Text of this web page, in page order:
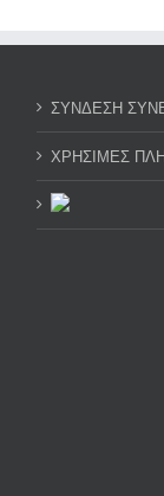
ΣΥΝΔΕΣΗ
ΧΡΗΣΙΜΕΣ